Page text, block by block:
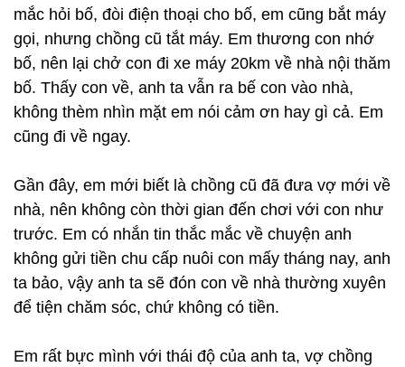
mắc hỏi bố, đòi điện thoại cho bố, em cũng bắt máy
gọi, nhưng chồng cũ tắt máy. Em thương con nhớ
bố, nên lại chở con đi xe máy 20km về nhà nội thăm
bố. Thấy con về, anh ta vẫn ra bế con vào nhà,
không thèm nhìn mặt em nói cảm ơn hay gì cả. Em
cũng đi về ngay.
Gần đây, em mới biết là chồng cũ đã đưa vợ mới về
nhà, nên không còn thời gian đến chơi với con như
trước. Em có nhắn tin thắc mắc về chuyện anh
không gửi tiền chu cấp nuôi con mấy tháng nay, anh
ta bảo, vậy anh ta sẽ đón con về nhà thường xuyên
để tiện chăm sóc, chứ không có tiền.
Em rất bực mình với thái độ của anh ta, vợ chồng